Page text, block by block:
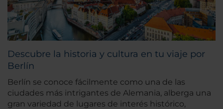
Descubre la historia y cultura en tu viaje por
Berlín
Berlín se conoce fácilmente como una de las
ciudades más intrigantes de Alemania, alberga una
gran variedad de lugares de interés histórico,